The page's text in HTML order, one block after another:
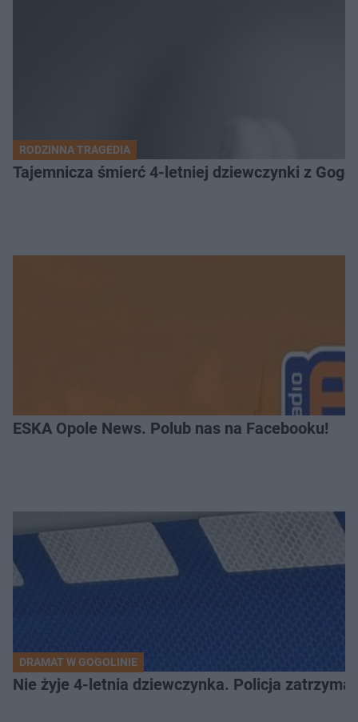
RODZINNA TRAGEDIA
Tajemnicza śmierć 4-letniej dziewczynki z
ESKA Opole News. Polub nas na Facebooku!
DRAMAT W GOGOLINIE
Nie żyje 4-letnia dziewczynka. Policja